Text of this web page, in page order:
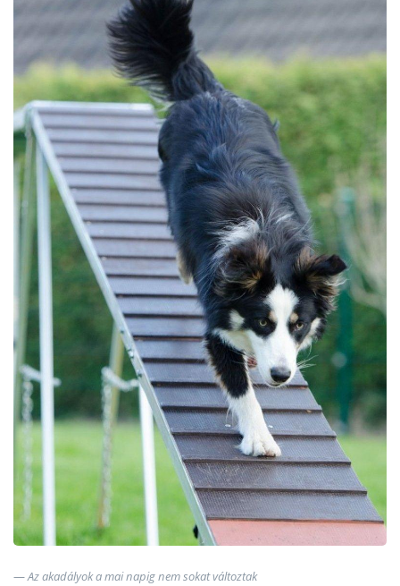
Az akadályok a mai napig nem sokat változtak